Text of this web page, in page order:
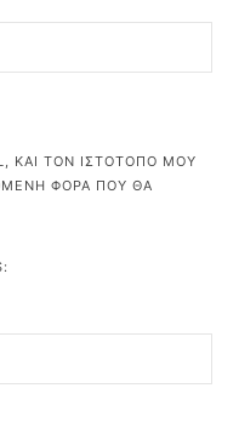
ΚΑΙ ΤΟΝ ΙΣΤΌΤΟΠΟ ΜΟΥ
ΦΟΡΆ ΠΟΥ ΘΑ